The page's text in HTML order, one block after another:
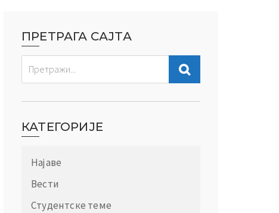
ПРЕТРАГА САЈТА
КАТЕГОРИЈЕ
Најаве
Вести
Студентске теме